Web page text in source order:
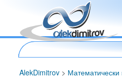
AlekDimitrov> Математически